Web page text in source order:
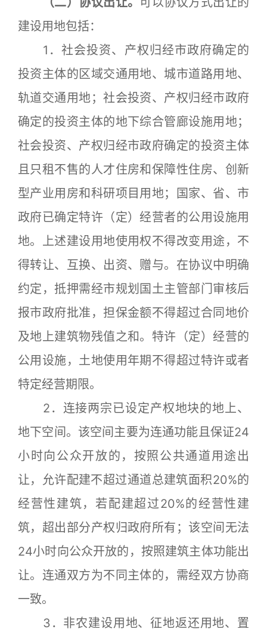
建设用地包括：
1．社会投资、产权归经市政府确定的
投资主体的区域交通用地、城市道路用地、
轨道交通用地；社会投资、产权归经市政府
确定的投资主体的地下综合管廊设施用地；
社会投资、产权归经市政府确定的投资主体
且只租不售的人才住房和保障性住房、创新
型产业用房和科研项目用地；国家、省、市
政府已确定特许（定）经营者的公用设施用
地。上述建设用地使用权不得改变用途，不
得转让、互换、出资、赠与。在协议中明确
约定，抵押需经市规划国土主管部门审核后
报市政府批准，担保金额不得超过合同地价
及地上建筑物残值之和。特许（定）经营的
公用设施，土地使用年期不得超过特许或者
特定经营期限。
2．连接两宗已设定产权地块的地上、
地下空间。该空间主要为连通功能且保证24
小时向公众开放的，按照公共通道用途出
让，允许配建不超过通道总建筑面积20%的
经营性建筑，若配建超过20%的经营性建
筑，超出部分产权归政府所有；该空间无法
24小时向公众开放的，按照建筑主体功能出
让。连通双方为不同主体的，需经双方协商
一致。
3．非农建设用地、征地返还用地、置